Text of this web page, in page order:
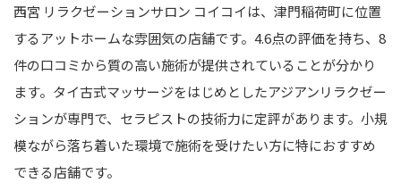
西宮 リラクゼーションサロン コイコイは、津門稲荷町に位置
するアットホームな雰囲気の店舗です。4.6点の評価を持ち、8
件の口コミから質の高い施術が提供されていることが分かり
ます。タイ古式マッサージをはじめとしたアジアンリラクゼー
ションが専門で、セラピストの技術力に定評があります。小規
模ながら落ち着いた環境で施術を受けたい方に特におすすめ
できる店舗です。